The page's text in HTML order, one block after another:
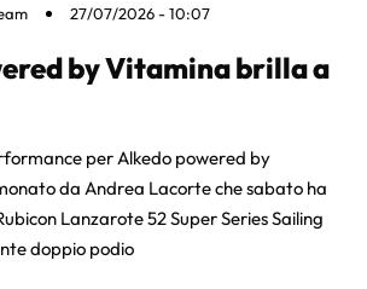
27/07/2026 - 10:07
by Vitamina brilla a
per Alkedo powered by
da Andrea Lacorte che sabato ha
Lanzarote 52 Super Series Sailing
doppio podio